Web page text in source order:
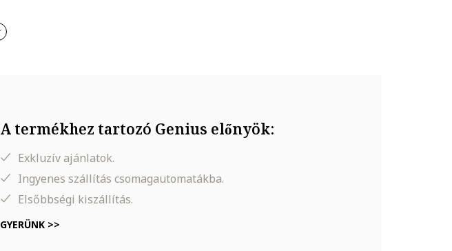
A termékhez tartozó Genius előnyök:
Exkluzív ajánlatok.
Ingyenes szállítás csomagautomatákba.
Elsőbbségi kiszállítás.
GYERÜNK >>